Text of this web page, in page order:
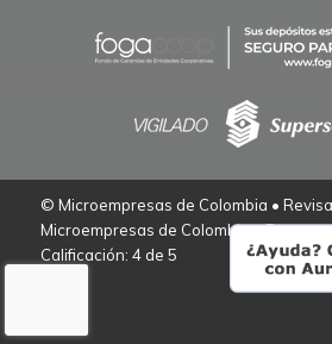
© Microempresas de Colombia •
Microempresas de Colombia –
Calificación: 4 de 5